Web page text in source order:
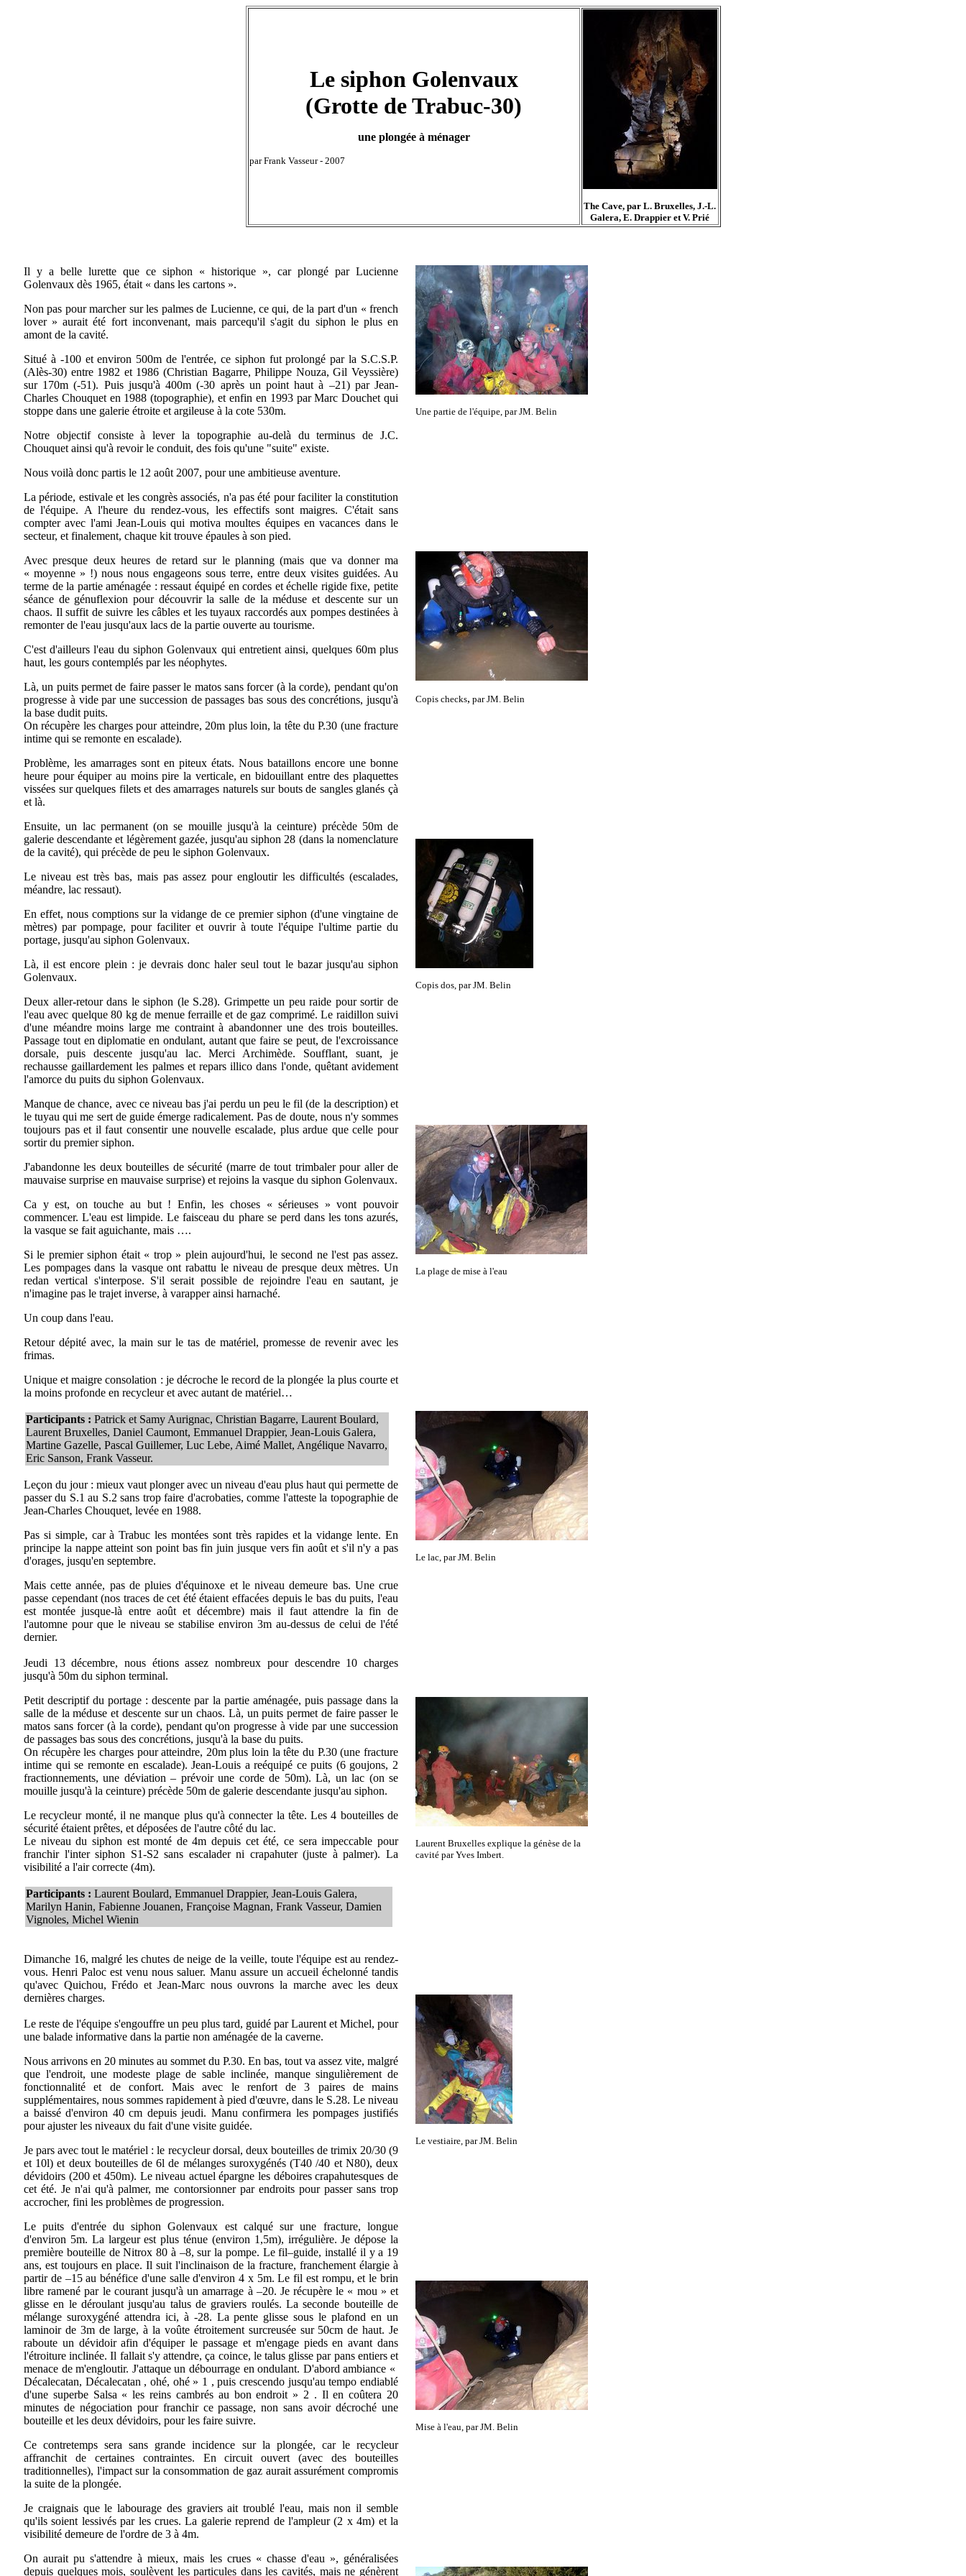
Le siphon Golenvaux
(Grotte de Trabuc-30)
une plongée à ménager
par Frank Vasseur - 2007
The Cave, par L. Bruxelles, J.-L.
Galera, E. Drappier et V. Prié
Il y a belle lurette que ce siphon « historique », car plongé par Lucienne
Golenvaux dès 1965, était « dans les cartons ».
Non pas pour marcher sur les palmes de Lucienne, ce qui, de la part d'un « french
lover » aurait été fort inconvenant, mais parcequ'il s'agit du siphon le plus en
amont de la cavité.
Situé à -100 et environ 500m de l'entrée, ce siphon fut prolongé par la S.C.S.P.
(Alès-30) entre 1982 et 1986 (Christian Bagarre, Philippe Nouza, Gil Veyssière)
sur 170m (-51). Puis jusqu'à 400m (-30 après un point haut à –21) par Jean-
Charles Chouquet en 1988 (topographie), et enfin en 1993 par Marc Douchet qui
stoppe dans une galerie étroite et argileuse à la cote 530m.
Notre objectif consiste à lever la topographie au-delà du terminus de J.C.
Chouquet ainsi qu'à revoir le conduit, des fois qu'une "suite" existe.
Nous voilà donc partis le 12 août 2007, pour une ambitieuse aventure.
La période, estivale et les congrès associés, n'a pas été pour faciliter la constitution
de l'équipe. A l'heure du rendez-vous, les effectifs sont maigres. C'était sans
compter avec l'ami Jean-Louis qui motiva moultes équipes en vacances dans le
secteur, et finalement, chaque kit trouve épaules à son pied.
Avec presque deux heures de retard sur le planning (mais que va donner ma
« moyenne » !) nous nous engageons sous terre, entre deux visites guidées. Au
terme de la partie aménagée : ressaut équipé en cordes et échelle rigide fixe, petite
séance de génuflexion pour découvrir la salle de la méduse et descente sur un
chaos. Il suffit de suivre les câbles et les tuyaux raccordés aux pompes destinées à
remonter de l'eau jusqu'aux lacs de la partie ouverte au tourisme.
C'est d'ailleurs l'eau du siphon Golenvaux qui entretient ainsi, quelques 60m plus
haut, les gours contemplés par les néophytes.
Là, un puits permet de faire passer le matos sans forcer (à la corde), pendant qu'on
progresse à vide par une succession de passages bas sous des concrétions, jusqu'à
la base dudit puits.
On récupère les charges pour atteindre, 20m plus loin, la tête du P.30 (une fracture
intime qui se remonte en escalade).
Problème, les amarrages sont en piteux états. Nous bataillons encore une bonne
heure pour équiper au moins pire la verticale, en bidouillant entre des plaquettes
vissées sur quelques filets et des amarrages naturels sur bouts de sangles glanés çà
et là.
Ensuite, un lac permanent (on se mouille jusqu'à la ceinture) précède 50m de
galerie descendante et légèrement gazée, jusqu'au siphon 28 (dans la nomenclature
de la cavité), qui précède de peu le siphon Golenvaux.
Le niveau est très bas, mais pas assez pour engloutir les difficultés (escalades,
méandre, lac ressaut).
En effet, nous comptions sur la vidange de ce premier siphon (d'une vingtaine de
mètres) par pompage, pour faciliter et ouvrir à toute l'équipe l'ultime partie du
portage, jusqu'au siphon Golenvaux.
Là, il est encore plein : je devrais donc haler seul tout le bazar jusqu'au siphon
Golenvaux.
Deux aller-retour dans le siphon (le S.28). Grimpette un peu raide pour sortir de
l'eau avec quelque 80 kg de menue ferraille et de gaz comprimé. Le raidillon suivi
d'une méandre moins large me contraint à abandonner une des trois bouteilles.
Passage tout en diplomatie en ondulant, autant que faire se peut, de l'excroissance
dorsale, puis descente jusqu'au lac. Merci Archimède. Soufflant, suant, je
rechausse gaillardement les palmes et repars illico dans l'onde, quêtant avidement
l'amorce du puits du siphon Golenvaux.
Manque de chance, avec ce niveau bas j'ai perdu un peu le fil (de la description) et
le tuyau qui me sert de guide émerge radicalement. Pas de doute, nous n'y sommes
toujours pas et il faut consentir une nouvelle escalade, plus ardue que celle pour
sortir du premier siphon.
J'abandonne les deux bouteilles de sécurité (marre de tout trimbaler pour aller de
mauvaise surprise en mauvaise surprise) et rejoins la vasque du siphon Golenvaux.
Ca y est, on touche au but ! Enfin, les choses « sérieuses » vont pouvoir
commencer. L'eau est limpide. Le faisceau du phare se perd dans les tons azurés,
la vasque se fait aguichante, mais ….
Si le premier siphon était « trop » plein aujourd'hui, le second ne l'est pas assez.
Les pompages dans la vasque ont rabattu le niveau de presque deux mètres. Un
redan vertical s'interpose. S'il serait possible de rejoindre l'eau en sautant, je
n'imagine pas le trajet inverse, à varapper ainsi harnaché.
Un coup dans l'eau.
Retour dépité avec, la main sur le tas de matériel, promesse de revenir avec les
frimas.
Unique et maigre consolation : je décroche le record de la plongée la plus courte et
la moins profonde en recycleur et avec autant de matériel…
Participants : Patrick et Samy Aurignac, Christian Bagarre, Laurent Boulard,
Laurent Bruxelles, Daniel Caumont, Emmanuel Drappier, Jean-Louis Galera,
Martine Gazelle, Pascal Guillemer, Luc Lebe, Aimé Mallet, Angélique Navarro,
Eric Sanson, Frank Vasseur.
Leçon du jour : mieux vaut plonger avec un niveau d'eau plus haut qui permette de
passer du S.1 au S.2 sans trop faire d'acrobaties, comme l'atteste la topographie de
Jean-Charles Chouquet, levée en 1988.
Pas si simple, car à Trabuc les montées sont très rapides et la vidange lente. En
principe la nappe atteint son point bas fin juin jusque vers fin août et s'il n'y a pas
d'orages, jusqu'en septembre.
Mais cette année, pas de pluies d'équinoxe et le niveau demeure bas. Une crue
passe cependant (nos traces de cet été étaient effacées depuis le bas du puits, l'eau
est montée jusque-là entre août et décembre) mais il faut attendre la fin de
l'automne pour que le niveau se stabilise environ 3m au-dessus de celui de l'été
dernier.
Jeudi 13 décembre, nous étions assez nombreux pour descendre 10 charges
jusqu'à 50m du siphon terminal.
Petit descriptif du portage : descente par la partie aménagée, puis passage dans la
salle de la méduse et descente sur un chaos. Là, un puits permet de faire passer le
matos sans forcer (à la corde), pendant qu'on progresse à vide par une succession
de passages bas sous des concrétions, jusqu'à la base du puits.
On récupère les charges pour atteindre, 20m plus loin la tête du P.30 (une fracture
intime qui se remonte en escalade). Jean-Louis a reéquipé ce puits (6 goujons, 2
fractionnements, une déviation – prévoir une corde de 50m). Là, un lac (on se
mouille jusqu'à la ceinture) précède 50m de galerie descendante jusqu'au siphon.
Le recycleur monté, il ne manque plus qu'à connecter la tête. Les 4 bouteilles de
sécurité étaient prêtes, et déposées de l'autre côté du lac.
Le niveau du siphon est monté de 4m depuis cet été, ce sera impeccable pour
franchir l'inter siphon S1-S2 sans escalader ni crapahuter (juste à palmer). La
visibilité a l'air correcte (4m).
Participants : Laurent Boulard, Emmanuel Drappier, Jean-Louis Galera,
Marilyn Hanin, Fabienne Jouanen, Françoise Magnan, Frank Vasseur, Damien
Vignoles, Michel Wienin
Dimanche 16, malgré les chutes de neige de la veille, toute l'équipe est au rendez-
vous. Henri Paloc est venu nous saluer. Manu assure un accueil échelonné tandis
qu'avec Quichou, Frédo et Jean-Marc nous ouvrons la marche avec les deux
dernières charges.
Le reste de l'équipe s'engouffre un peu plus tard, guidé par Laurent et Michel, pour
une balade informative dans la partie non aménagée de la caverne.
Nous arrivons en 20 minutes au sommet du P.30. En bas, tout va assez vite, malgré
que l'endroit, une modeste plage de sable inclinée, manque singulièrement de
fonctionnalité et de confort. Mais avec le renfort de 3 paires de mains
supplémentaires, nous sommes rapidement à pied d'œuvre, dans le S.28. Le niveau
a baissé d'environ 40 cm depuis jeudi. Manu confirmera les pompages justifiés
pour ajuster les niveaux du fait d'une visite guidée.
Je pars avec tout le matériel : le recycleur dorsal, deux bouteilles de trimix 20/30 (9
et 10l) et deux bouteilles de 6l de mélanges suroxygénés (T40 /40 et N80), deux
dévidoirs (200 et 450m). Le niveau actuel épargne les déboires crapahutesques de
cet été. Je n'ai qu'à palmer, me contorsionner par endroits pour passer sans trop
accrocher, fini les problèmes de progression.
Le puits d'entrée du siphon Golenvaux est calqué sur une fracture, longue
d'environ 5m. La largeur est plus ténue (environ 1,5m), irrégulière. Je dépose la
première bouteille de Nitrox 80 à –8, sur la pompe. Le fil–guide, installé il y a 19
ans, est toujours en place. Il suit l'inclinaison de la fracture, franchement élargie à
partir de –15 au bénéfice d'une salle d'environ 4 x 5m. Le fil est rompu, et le brin
libre ramené par le courant jusqu'à un amarrage à –20. Je récupère le « mou » et
glisse en le déroulant jusqu'au talus de graviers roulés. La seconde bouteille de
mélange suroxygéné attendra ici, à -28. La pente glisse sous le plafond en un
laminoir de 3m de large, à la voûte étroitement surcreusée sur 50cm de haut. Je
raboute un dévidoir afin d'équiper le passage et m'engage pieds en avant dans
l'étroiture inclinée. Il fallait s'y attendre, ça coince, le talus glisse par pans entiers et
menace de m'engloutir. J'attaque un débourrage en ondulant. D'abord ambiance «
Décalecatan, Décalecatan , ohé, ohé » 1 , puis crescendo jusqu'au tempo endiablé
d'une superbe Salsa « les reins cambrés au bon endroit » 2 . Il en coûtera 20
minutes de négociation pour franchir ce passage, non sans avoir décroché une
bouteille et les deux dévidoirs, pour les faire suivre.
Ce contretemps sera sans grande incidence sur la plongée, car le recycleur
affranchit de certaines contraintes. En circuit ouvert (avec des bouteilles
traditionnelles), l'impact sur la consommation de gaz aurait assurément compromis
la suite de la plongée.
Je craignais que le labourage des graviers ait troublé l'eau, mais non il semble
qu'ils soient lessivés par les crues. La galerie reprend de l'ampleur (2 x 4m) et la
visibilité demeure de l'ordre de 3 à 4m.
On aurait pu s'attendre à mieux, mais les crues « chasse d'eau », généralisées
depuis quelques mois, soulèvent les particules dans les cavités, mais ne génèrent
Une partie de l'équipe, par JM. Belin
Copis checks, par JM. Belin
Copis dos, par JM. Belin
La plage de mise à l'eau
Le lac, par JM. Belin
Laurent Bruxelles explique la génèse de la
cavité par Yves Imbert.
Le vestiaire, par JM. Belin
Mise à l'eau, par JM. Belin